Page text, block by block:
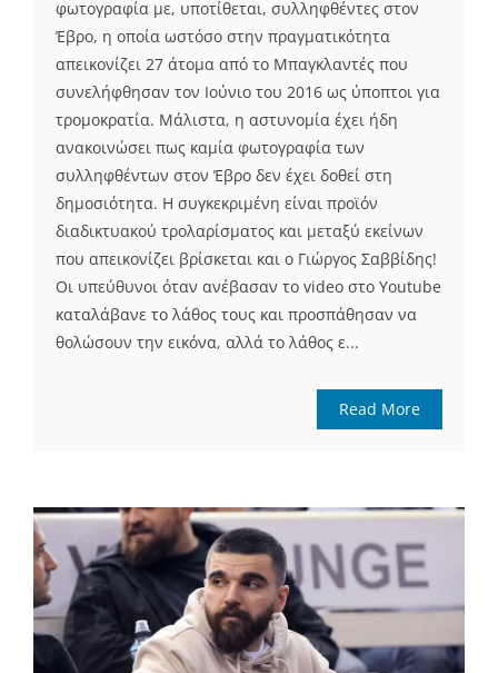
φωτογραφία με, υποτίθεται, συλληφθέντες στον
Έβρο, η οποία ωστόσο στην πραγματικότητα
απεικονίζει 27 άτομα από το Μπαγκλαντές που
συνελήφθησαν τον Ιούνιο του 2016 ως ύποπτοι για
τρομοκρατία. Μάλιστα, η αστυνομία έχει ήδη
ανακοινώσει πως καμία φωτογραφία των
συλληφθέντων στον Έβρο δεν έχει δοθεί στη
δημοσιότητα. Η συγκεκριμένη είναι προϊόν
διαδικτυακού τρολαρίσματος και μεταξύ εκείνων
που απεικονίζει βρίσκεται και ο Γιώργος Σαββίδης!
Οι υπεύθυνοι όταν ανέβασαν το video στο Youtube
καταλάβανε το λάθος τους και προσπάθησαν να
θολώσουν την εικόνα, αλλά το λάθος ε...
Read More